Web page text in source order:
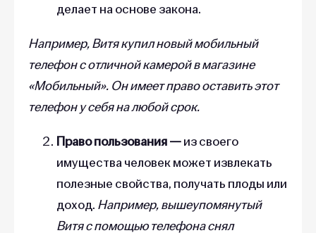
делает на основе закона.
Например, Витя купил новый мобильный
телефон с отличной камерой в магазине
«Мобильный». Он имеет право оставить этот
телефон у себя на любой срок.
Право пользования —из своего
имущества человек может извлекать
полезные свойства, получать плоды или
доход. Например, вышеупомянутый
Витя с помощью телефона снял